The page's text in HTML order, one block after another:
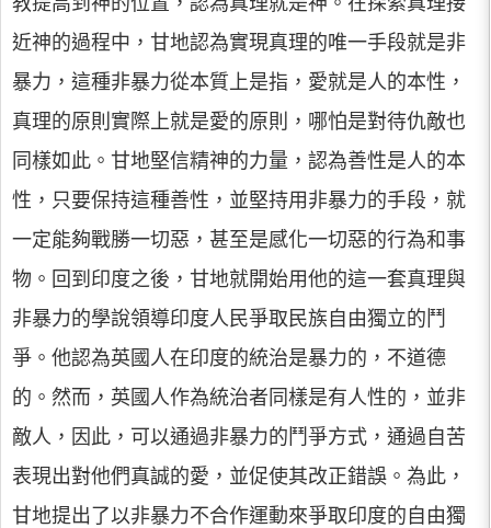
近神的過程中，甘地認為實現真理的唯一手段就是非
暴力，這種非暴力從本質上是指，愛就是人的本性，
真理的原則實際上就是愛的原則，哪怕是對待仇敵也
同樣如此。甘地堅信精神的力量，認為善性是人的本
性，只要保持這種善性，並堅持用非暴力的手段，就
一定能夠戰勝一切惡，甚至是感化一切惡的行為和事
物。回到印度之後，甘地就開始用他的這一套真理與
非暴力的學說領導印度人民爭取民族自由獨立的鬥
爭。他認為英國人在印度的統治是暴力的，不道德
的。然而，英國人作為統治者同樣是有人性的，並非
敵人，因此，可以通過非暴力的鬥爭方式，通過自苦
表現出對他們真誠的愛，並促使其改正錯誤。為此，
甘地提出了以非暴力不合作運動來爭取印度的自由獨